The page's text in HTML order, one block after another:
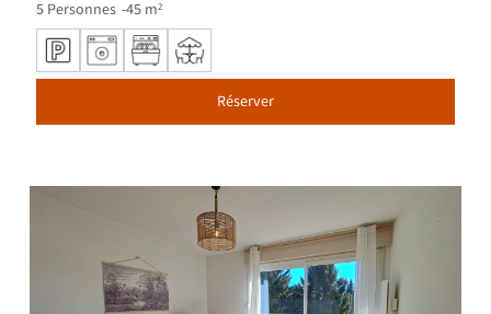
5 Personnes 45 m²
Réserver